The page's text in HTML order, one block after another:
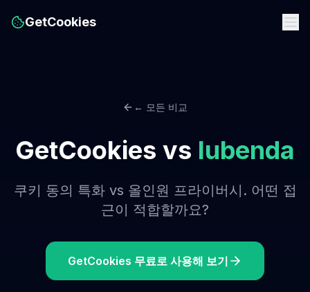
GetCookies
← 모든 비교
GetCookies vs Iubenda
쿠키 동의 특화 vs 올인원 프라이버시. 어떤 접
근이 적합할까요?
GetCookies 무료로 사용해 보기